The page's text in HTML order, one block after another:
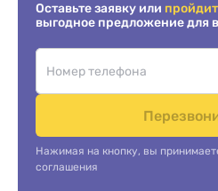
Оставьте заявку или
выгодное предложение для
Нажимая на кнопку, вы
соглашения